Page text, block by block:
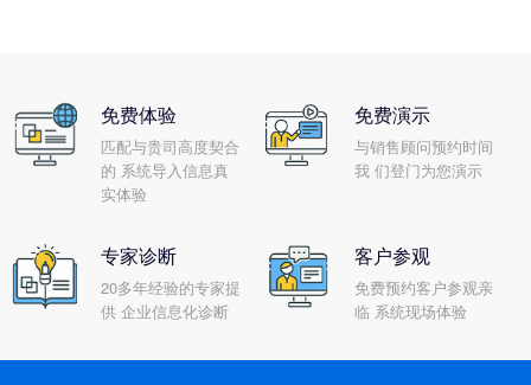
免费体验
匹配与贵司高度契合
的 系统导入信息真
实体验
免费演示
与销售顾问预约时间
我 们登门为您演示
专家诊断
20多年经验的专家提
供 企业信息化诊断
客户参观
免费预约客户参观亲
临 系统现场体验